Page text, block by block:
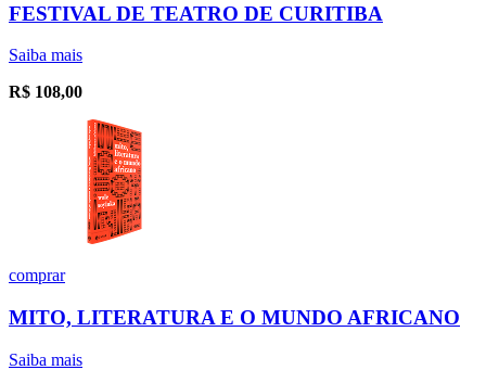
FESTIVAL DE TEATRO DE CURITIBA
Saiba mais
R$ 108,00
comprar
MITO, LITERATURA E O MUNDO AFRICANO
Saiba mais